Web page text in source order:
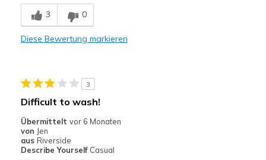
Nachteile
Wear Out Quickly
Feels true to width
Sizing
Feels true to size
3 0
Diese Bewertung markieren
3
Difficult to wash!
Übermittelt vor 6 Monaten
von Jen
aus Riverside
Describe Yourself Casual